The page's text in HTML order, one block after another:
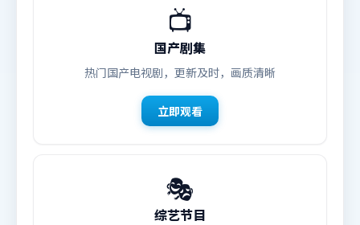
📺
国产剧集
热门国产电视剧，更新及时，画质清晰
立即观看
🎭
综艺节目